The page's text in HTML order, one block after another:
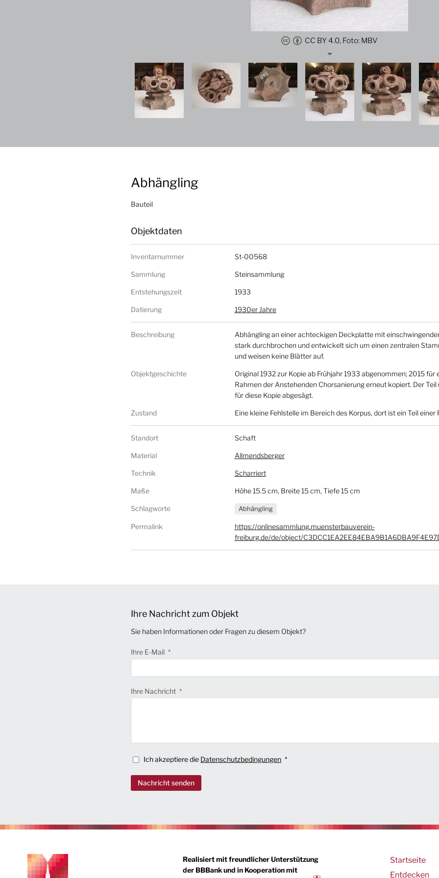
CC BY 4.0, Foto: MBV
Abhängling
Bauteil
Objektdaten
Inventarnummer St-00568
Sammlung Steinsammlung
Entstehungszeit 1933
Datierung 1930er Jahre
Beschreibung
Abhängling an einer achteckigen Deckplatte mit
stark durchbrochen und entwickelt sich um einen zentralen
und weisen keine Blätter auf.
Objektgeschichte
Original 1932 zur Kopie ab Frühjahr 1933 abgenommen; 2015
Rahmen der Anstehenden Chorsanierung erneut kopiert. Der
für diese Kopie abgesägt.
Zustand Eine kleine Fehlstelle im Bereich des Korpus, dort ist ein Teil
Standort Schaft
Material Allmendsberger
Technik Scharriert
Maße Höhe 15.5 cm, Breite 15 cm, Tiefe 15 cm
Schlagworte Abhängling
Permalink
https://onlinesammlung.muensterbauverein-
freiburg.de/de/object/
Ihre Nachricht zum Objekt
Sie haben Informationen oder Fragen zu diesem Objekt?
Ihre E-Mail
Ihre Nachricht
Ich akzeptiere die Datenschutzbedingungen
Nachricht senden
Realisiert mit freundlicher Unterstützung
der BBBank und in Kooperation mit
Main
navigation
Startseite
Entdecken